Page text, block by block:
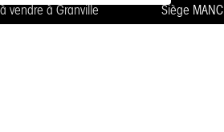
vendre à Granville
Siège